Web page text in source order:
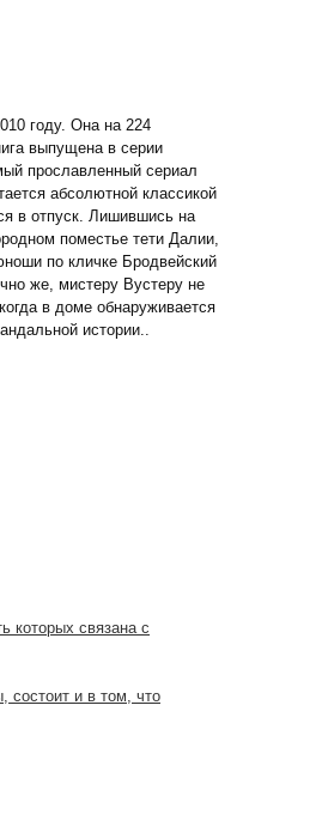
году. Она на 224
выпущена в серии
прославленный сериал
абсолютной классикой
в отпуск. Лишившись на
поместье тети Далии,
по кличке Бродвейский
же, мистеру Вустеру не
в доме обнаруживается
истории..
которых связана с
состоит и в том, что